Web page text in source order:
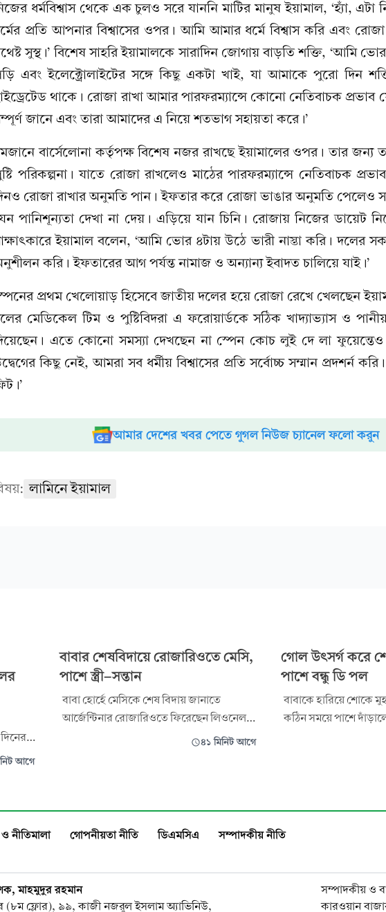
ধর্মবিশ্বাস থেকে এক চুলও সরে যাননি মাটির মানুষ ইয়ামাল, ‘হ্যাঁ,
প্রতি আপনার বিশ্বাসের ওপর। আমি আমার ধর্মে বিশ্বাস করি এবং
সুস্থ।’ বিশেষ সাহরি ইয়ামালকে সারাদিন জোগায় বাড়তি শক্তি, ‘আমি
এবং ইলেক্ট্রোলাইটের সঙ্গে কিছু একটা খাই, যা আমাকে পুরো দিন
থাকে। রোজা রাখা আমার পারফরম্যান্সে কোনো নেতিবাচক প্রভাব
জানে এবং তারা আমাদের এ নিয়ে শতভাগ সহায়তা করে।’
বার্সেলোনা কর্তৃপক্ষ বিশেষ নজর রাখছে ইয়ামালের ওপর। তার জন্য
পরিকল্পনা। যাতে রোজা রাখলেও মাঠের পারফরম্যান্সে নেতিবাচক
রোজা রাখার অনুমতি পান। ইফতার করে রোজা ভাঙার অনুমতি পেলেও
পানিশূন্যতা দেখা না দেয়। এড়িয়ে যান চিনি। রোজায় নিজের ডায়েট
ইয়ামাল বলেন, ‘আমি ভোর ৪টায় উঠে ভারী নাস্তা করি। দলের
করি। ইফতারের আগ পর্যন্ত নামাজ ও অন্যান্য ইবাদত চালিয়ে যাই।’
প্রথম খেলোয়াড় হিসেবে জাতীয় দলের হয়ে রোজা রেখে খেলছেন
মেডিকেল টিম ও পুষ্টিবিদরা এ ফরোয়ার্ডকে সঠিক খাদ্যাভ্যাস ও পানীয়
এতে কোনো সমস্যা দেখছেন না স্পেন কোচ লুই দে লা
কিছু নেই, আমরা সব ধর্মীয় বিশ্বাসের প্রতি সর্বোচ্চ সম্মান প্রদশর্ন
আমার দেশের খবর পেতে গুগল নিউজ চ্যানেল ফলো করুন
লামিনে ইয়ামাল
আগে
বাবার শেষবিদায়ে রোজারিওতে মেসি,
পাশে স্ত্রী-সন্তান
বাবা হোর্হে মেসিকে শেষ বিদায় জানাতে
আর্জেন্টিনার রোজারিওতে ফিরেছেন লিওনেল
মেসি। দীর্ঘদিন অসুস্থ থাকার পর ৬৮ বছর বয়সে
৪১ মিনিট আগে
গোল উৎসর্গ করে
পাশে বন্ধু ডি পল
বাবাকে হারিয়ে শোকে
কঠিন সময়ে পাশে
বন্ধু রদ্রিগো ডি পল।
নীতিমালা গোপনীয়তা নীতি ডিএমসিএ সম্পাদকীয় নীতি
মাহমুদুর রহমান
(৮ম ফ্লোর), ৯৯, কাজী নজরুল ইসলাম অ্যাভিনিউ,
সম্পাদকীয় ও
কারওয়ান